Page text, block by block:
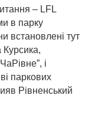
– LFL
в парку
встановлені тут
Курсика,
і
паркових
Рівненський